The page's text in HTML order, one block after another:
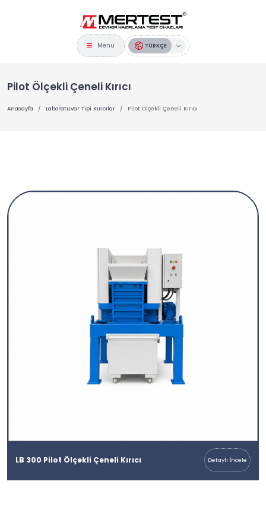
Menü TÜRKÇE
Pilot Ölçekli Çeneli Kırıcı
Anasayfa Laboratuvar Tipi Kırıcılar Pilot Ölçekli Çeneli Kırıcı
LB 300 Pilot Ölçekli Çeneli Kırıcı Detaylı İncele